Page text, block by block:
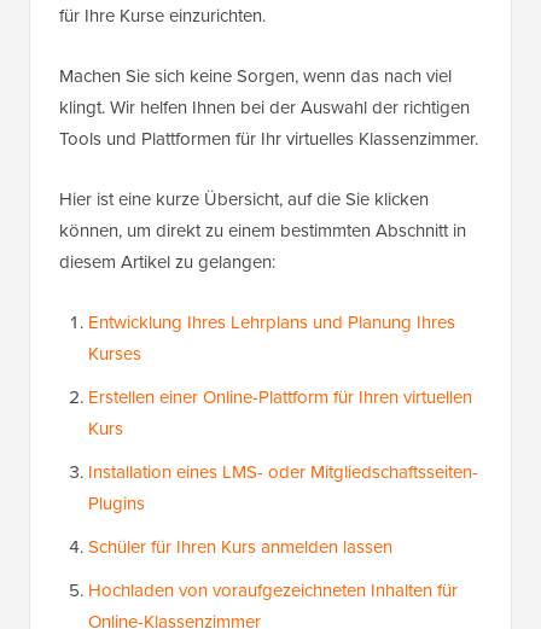
für Ihre Kurse einzurichten.
Machen Sie sich keine Sorgen, wenn das nach viel
klingt. Wir helfen Ihnen bei der Auswahl der richtigen
Tools und Plattformen für Ihr virtuelles Klassenzimmer.
Hier ist eine kurze Übersicht, auf die Sie klicken
können, um direkt zu einem bestimmten Abschnitt in
diesem Artikel zu gelangen:
Entwicklung Ihres Lehrplans und Planung Ihres
Kurses
Erstellen einer Online-Plattform für Ihren virtuellen
Kurs
Installation eines LMS- oder Mitgliedschaftsseiten-
Plugins
Schüler für Ihren Kurs anmelden lassen
Hochladen von voraufgezeichneten Inhalten für
Online-Klassenzimmer